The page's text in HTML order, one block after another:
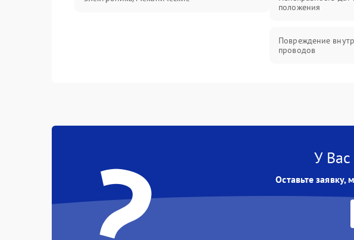
положения
Повреждение
проводов
У
Оставьте